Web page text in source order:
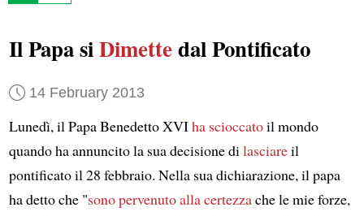
Il Papa siDimettedal Pontificato
14 February 2013
Lunedì, il Papa Benedetto XVIha scioccatoil mondo
quando ha annuncito la sua decisione dilasciareil
pontificato il 28 febbraio. Nella sua dichiarazione, il papa
ha detto che "sono pervenuto alla certezzache le mie forze,